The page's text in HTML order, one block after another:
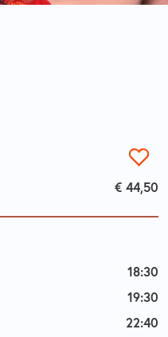
€ 44,50
18:30
19:30
22:40